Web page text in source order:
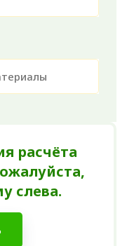
расчёта
слева.